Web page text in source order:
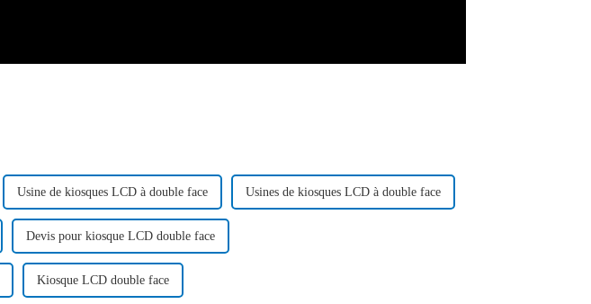
Usine de kiosques LCD à double face Usines de kiosques LCD à double face
Devis pour kiosque LCD double face
Kiosque LCD double face